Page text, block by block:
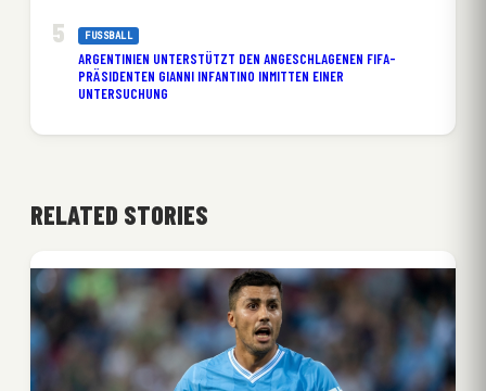
FUSSBALL
ARGENTINIEN UNTERSTÜTZT DEN ANGESCHLAGENEN FIFA-
PRÄSIDENTEN GIANNI INFANTINO INMITTEN EINER
UNTERSUCHUNG
RELATED STORIES